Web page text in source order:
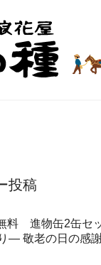
投稿
料 進物缶2缶セ
― 敬老の日の感